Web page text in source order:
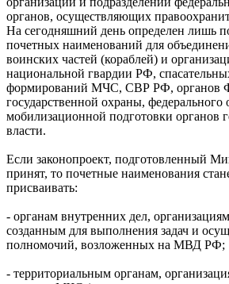
органов, осуществляющих
На сегодняшний день определен лишь
почетных наименований для
воинских частей (кораблей) и
национальной гвардии РФ,
формирований МЧС, СВР РФ, органов
государственной охраны, федерального
мобилизационной подготовки органов
власти.
Если законопроект, подготовленный
принят, то почетные наименования
присваивать:
- органам внутренних дел,
созданным для выполнения задач и
полномочий, возложенных на МВД РФ;
- территориальным органам,